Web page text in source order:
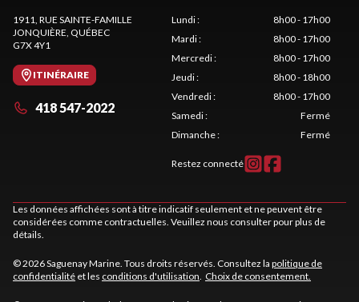
1911, RUE SAINTE-FAMILLE
JONQUIÈRE, QUÉBEC
G7X 4Y1
ITINÉRAIRE
418 547-2022
Lundi:
8h00 - 17h00
Mardi:
8h00 - 17h00
Mercredi:
8h00 - 17h00
Jeudi:
8h00 - 18h00
Vendredi:
8h00 - 17h00
Samedi:
Fermé
Dimanche: Fermé
Restez connecté
Les données affichées sont à titre indicatif seulement et ne peuvent être
considérées comme contractuelles. Veuillez nous consulter pour plus de
détails.
© 2026 Saguenay Marine. Tous droits réservés. Consultez la politique de
confidentialité et les conditions d'utilisation. Choix de consentement.